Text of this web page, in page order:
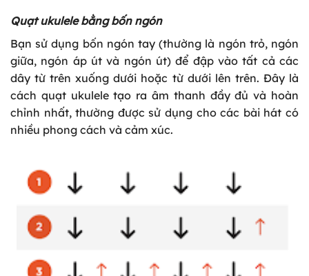
Quạt ukulele bằng bốn ngón
Bạn sử dụng bốn ngón tay (thường là ngón trỏ, ngón
giữa, ngón áp út và ngón út) để đập vào tất cả các
dây từ trên xuống dưới hoặc từ dưới lên trên. Đây là
cách quạt ukulele tạo ra âm thanh đầy đủ và hoàn
chỉnh nhất, thường được sử dụng cho các bài hát có
nhiều phong cách và cảm xúc.